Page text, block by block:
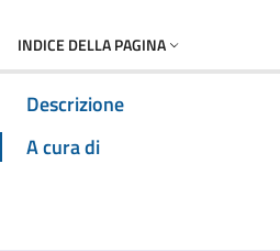
INDICE DELLA PAGINA
Descrizione
A cura di